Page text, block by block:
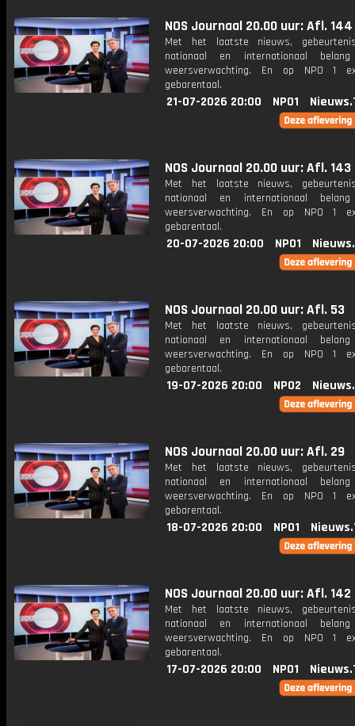
NOS Journaal 20.00 uur: Afl. 144
Met het laatste nieuws,
nationaal en internationaal
weersverwachting. En op NPO 1
gebarentaal.
21-07-2026 20:00 NPO1
NOS Journaal 20.00 uur: Afl. 143
Met het laatste nieuws,
nationaal en internationaal
weersverwachting. En op NPO 1
gebarentaal.
20-07-2026 20:00 NPO1
NOS Journaal 20.00 uur: Afl. 53
Met het laatste nieuws,
nationaal en internationaal
weersverwachting. En op NPO 1
gebarentaal.
19-07-2026 20:00 NPO2
NOS Journaal 20.00 uur: Afl. 29
Met het laatste nieuws,
nationaal en internationaal
weersverwachting. En op NPO 1
gebarentaal.
18-07-2026 20:00 NPO1
NOS Journaal 20.00 uur: Afl. 142
Met het laatste nieuws,
nationaal en internationaal
weersverwachting. En op NPO 1
gebarentaal.
17-07-2026 20:00 NPO1